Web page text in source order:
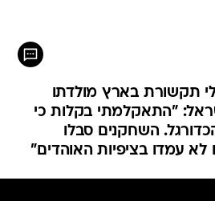
תקשורת בארץ מולדתו
"התאקלמתי בקלות כי
השחקנים סבלו
לא עמדו בציפיות האוהדים"